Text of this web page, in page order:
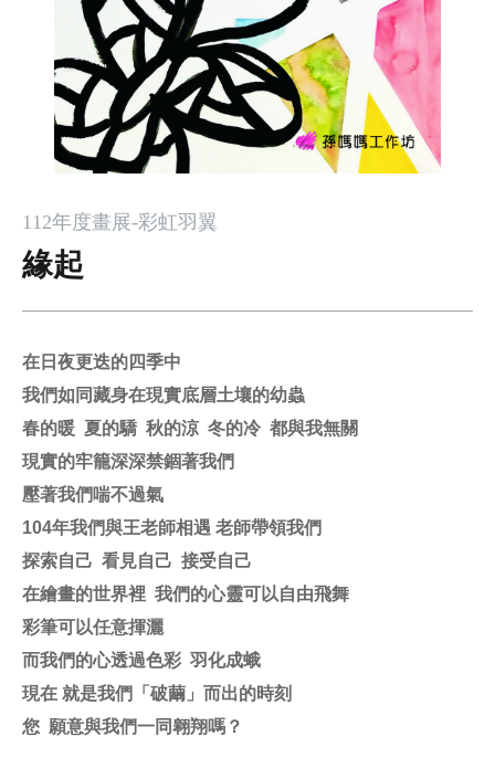
112年度畫展-彩虹羽翼
緣起
在日夜更迭的四季中
我們如同藏身在現實底層土壤的幼蟲
春的暖 夏的驕 秋的涼 冬的冷 都與我無關
現實的牢籠深深禁錮著我們
壓著我們喘不過氣
104年我們與王老師相遇 老師帶領我們
探索自己 看見自己 接受自己
在繪畫的世界裡 我們的心靈可以自由飛舞
彩筆可以任意揮灑
而我們的心透過色彩 羽化成蛾
現在 就是我們「破繭」而出的時刻
您 願意與我們一同翱翔嗎？